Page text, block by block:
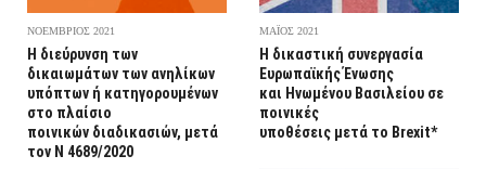
ΝΟΕΜΒΡΙΟΣ 2021
Η διεύρυνση των
δικαιωμάτων των ανηλίκων
υπόπτων ή κατηγορουμένων
στο πλαίσιο
ποινικών διαδικασιών, μετά
τον Ν 4689/2020
ΜΑΪΟΣ 2021
Η δικαστική συνεργασία
Ευρωπαϊκής Ένωσης
και Ηνωμένου Βασιλείου σε
ποινικές
υποθέσεις μετά το Brexit*